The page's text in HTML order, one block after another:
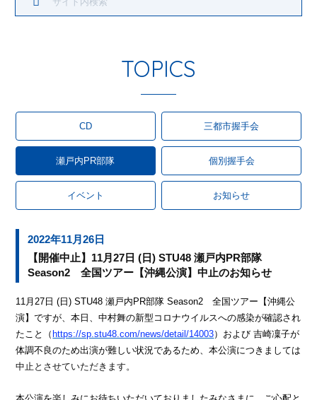
TOPICS
CD 三都市握手会
瀬戸内PR部隊 個別握手会
イベント お知らせ
2022年11月26日
【開催中止】11月27日 (日) STU48 瀬戸内PR部隊
Season2 全国ツアー【沖縄公演】中止のお知らせ
11月27 日 ( 日) STU48瀬戸内 PR部隊 Season2 全国ツアー【沖縄公
演】ですが、本日、中村舞の新型コロナウイルスへの感染が確認され
たこと（ https://sp.stu48.com/news/detail/14003）および 吉崎凜子が
体調不良のため出演が難しい状況であるため、本公演につきましては
中止とさせていただきます。